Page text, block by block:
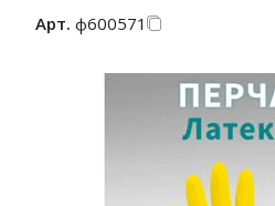
Арт. ф600571